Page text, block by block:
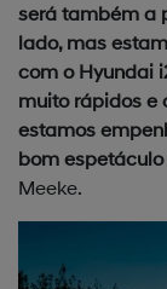
será também a
lado, mas
com o Hyundai
muito rápidos e
estamos
bom
Meeke.